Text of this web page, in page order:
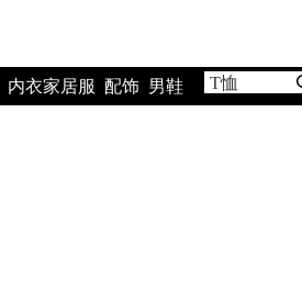
内衣家居服 配饰 男鞋